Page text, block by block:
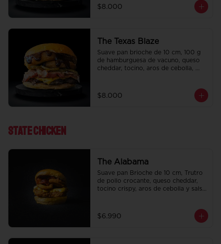
$8.000
The Texas Blaze
Suave pan brioche de 10 cm, 100 g
de hamburguesa de vacuno, queso
cheddar, tocino, aros de cebolla,
$8.000
State ChIcken
The Alabama
Suave pan Brioche de 10 cm, Trutro
de pollo crocante, queso cheddar,
tocino crispy, aros de cebolla y salsa
$6.990